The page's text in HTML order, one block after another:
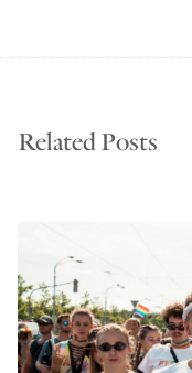
Related Posts